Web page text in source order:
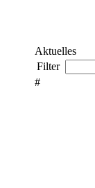
Aktuelles
Filter
#